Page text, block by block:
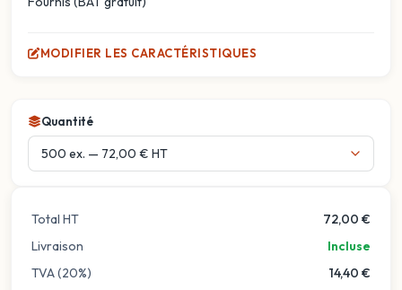
MODIFIER LES CARACTÉRISTIQUES
Quantité
Total HT
72,00 €
Livraison
Incluse
TVA (20%)
14,40 €